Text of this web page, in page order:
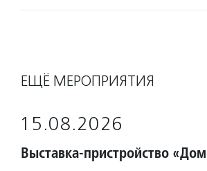
ЕЩЁ МЕРОПРИЯТИЯ
15.08.2026
Выставка-пристройство